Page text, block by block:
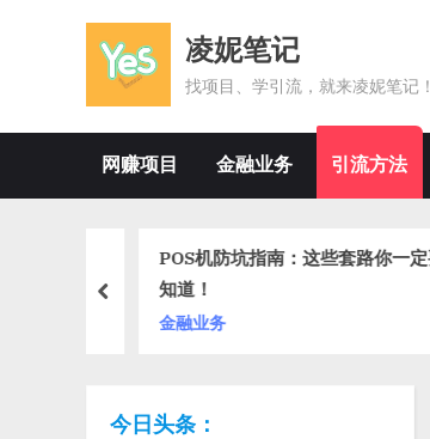
凌妮笔记
找项目、学引流，就来凌妮笔记！
网赚项目 金融业务 引流方法
POS机防坑指南：这些套路你一定要
知道！
金融业务
prev
今日头条：